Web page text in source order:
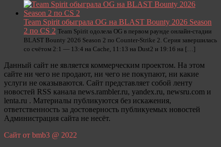
Team Spirit обыграла OG на BLAST Bounty 2026 Season
2 по CS 2 Team Spirit одолела OG в первом раунде онлайн-стадии
BLAST Bounty 2026 Season 2 по Counter-Strike 2. Серия завершилась
со счётом 2:1 — 13:4 на Cache, 11:13 на Dust2 и 19:16 на […]
Данный сайт не является коммерческим проектом. На этом
сайте ни чего не продают, ни чего не покупают, ни какие
услуги не оказываются. Сайт представляет собой ленту
новостей RSS канала news.rambler.ru, yandex.ru, newsru.com и
lenta.ru . Материалы публикуются без искажения,
ответственность за достоверность публикуемых новостей
Администрация сайта не несёт.
Сайт от bmb3 @ 2022